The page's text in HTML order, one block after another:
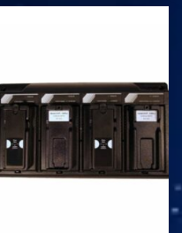
– Sạc 4 pin tiện